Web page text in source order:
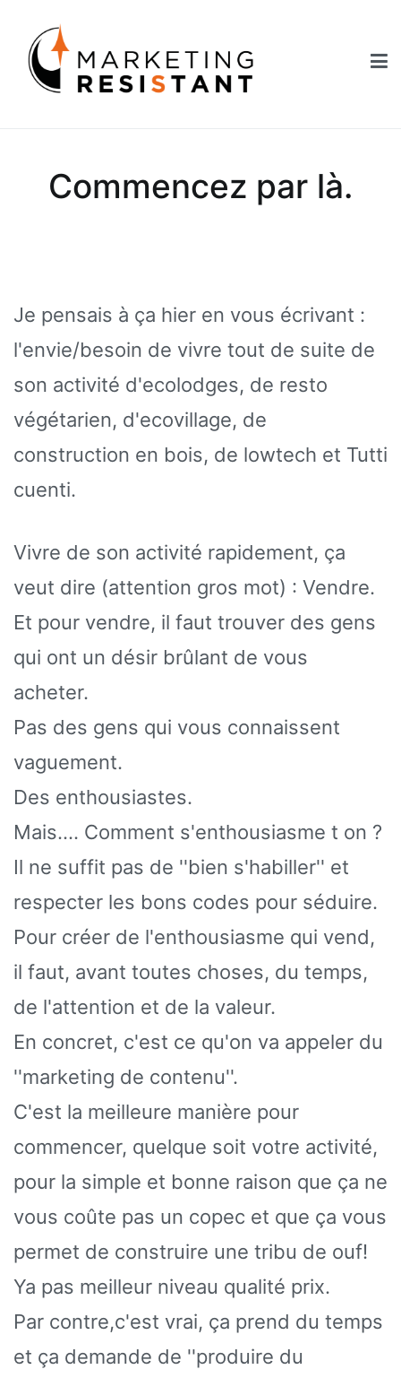
contenu
Commencez par là.
Je pensais à ça hier en vous écrivant :
l'envie/besoin de vivre tout de suite de
son activité d'ecolodges, de resto
végétarien, d'ecovillage, de
construction en bois, de lowtech et Tutti
cuenti.
Vivre de son activité rapidement, ça
veut dire (attention gros mot) : Vendre.
Et pour vendre, il faut trouver des gens
qui ont un désir brûlant de vous
acheter.
Pas des gens qui vous connaissent
vaguement.
Des enthousiastes.
Mais…. Comment s'enthousiasme t on ?
Il ne suffit pas de ''bien s'habiller'' et
respecter les bons codes pour séduire.
Pour créer de l'enthousiasme qui vend,
il faut, avant toutes choses, du temps,
de l'attention et de la valeur.
En concret, c'est ce qu'on va appeler du
''marketing de contenu''.
C'est la meilleure manière pour
commencer, quelque soit votre activité,
pour la simple et bonne raison que ça ne
vous coûte pas un copec et que ça vous
permet de construire une tribu de ouf!
Ya pas meilleur niveau qualité prix.
Par contre,c'est vrai, ça prend du temps
et ça demande de ''produire du